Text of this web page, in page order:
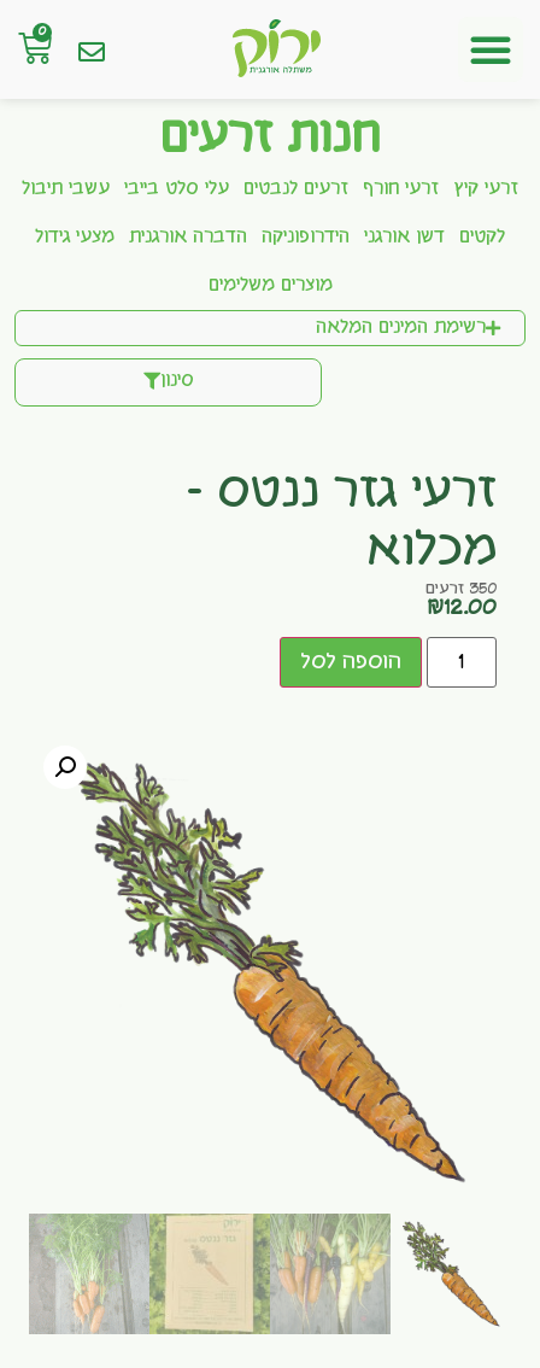
0
חנות זרעים
זרעי קיץ זרעי חורף זרעים לנבטים עלי סלט בייבי עשבי תיבול
לקטים דשן אורגני הידרופוניקה הדברה אורגנית מצעי גידול
מוצרים משלימים
רשימת המינים המלאה
סינון
זרעי גזר ננטס –
מכלוא
350 זרעים
₪12.00
הוספה לסל